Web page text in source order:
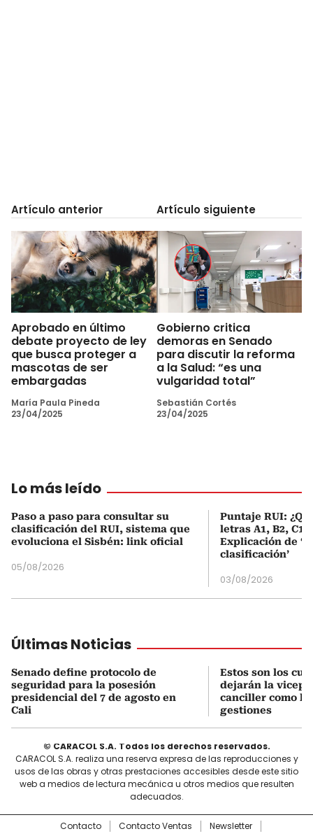
Artículo anterior
Aprobado en último
debate proyecto de ley
que busca proteger a
mascotas de ser
embargadas
María Paula Pineda
23/04/2025
Artículo siguiente
Gobierno critica
demoras en Senado
para discutir la reforma
a la Salud: “es una
vulgaridad total”
Sebastián Cortés
23/04/2025
Lo más leído
Paso a paso para consultar su
clasificación del RUI, sistema que
evoluciona el Sisbén: link oficial
05/08/2026
Puntaje RUI:
letras A1, B2, C1
Explicación de
clasificación’
03/08/2026
Últimas Noticias
Senado define protocolo de
seguridad para la posesión
presidencial del 7 de agosto en
Cali
Estos son los
dejarán la
canciller como
gestiones
© CARACOL S.A. Todos los derechos reservados.
CARACOL S.A. realiza una reserva expresa de las reproducciones y
usos de las obras y otras prestaciones accesibles desde este sitio
web a medios de lectura mecánica u otros medios que resulten
adecuados.
Contacto Contacto Ventas Newsletter